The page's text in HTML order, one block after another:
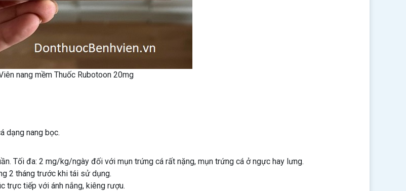
nang mềm Thuốc Rubotoon 20mg
dạng nang bọc.
Tối đa: 2 mg/kg/ngày đối với mụn trứng cá rất nặng, mụn trứng cá ở ngực hay lưng.
2 tháng trước khi tái sử dụng.
trực tiếp với ánh nắng, kiêng rượu.